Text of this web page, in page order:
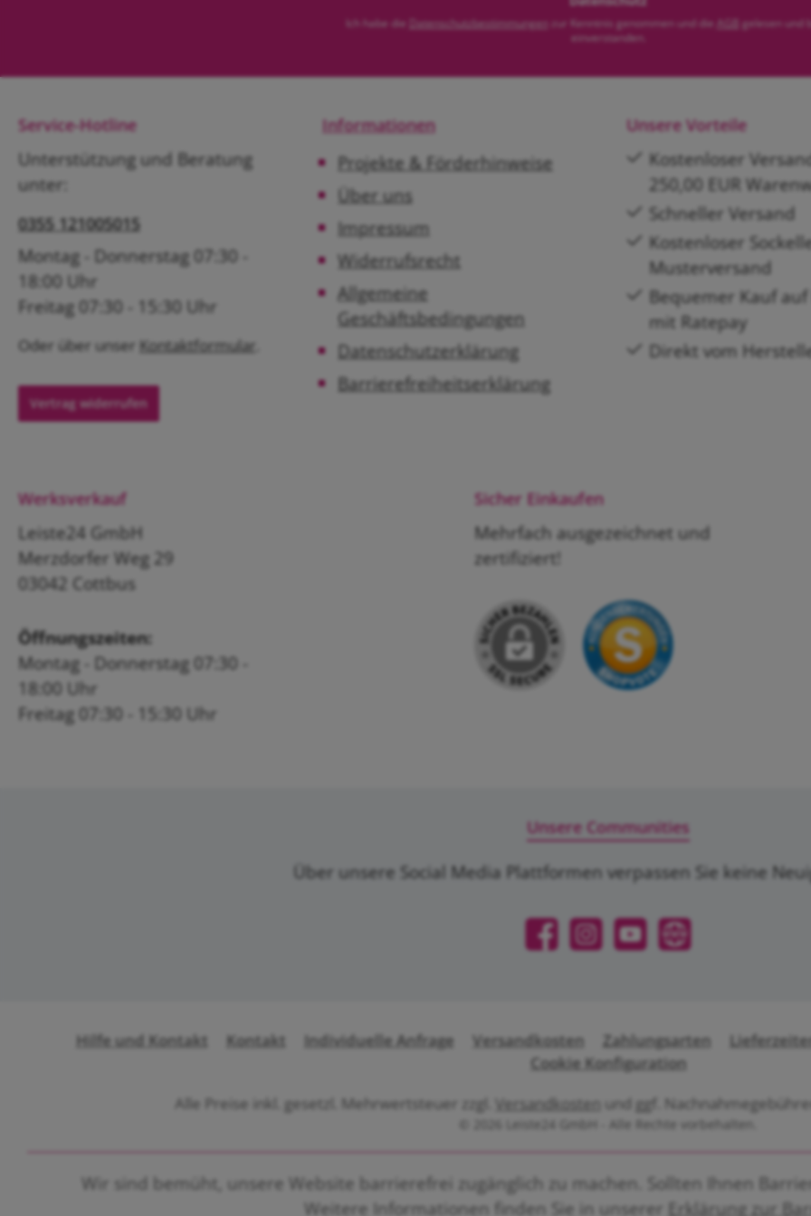
Ich habe die Datenschutzbestimmungen zur Kenntnis genommen und die AGB gelesen und
einverstanden.
Service-Hotline
Unterstützung und Beratung
unter:
0355 121005015
Montag - Donnerstag 07:30 -
18:00 Uhr
Freitag 07:30 - 15:30 Uhr
Oder über unser Kontaktformular
Vertrag widerrufen
Informationen
Projekte & Förderhinweise
Über uns
Impressum
Widerrufsrecht
Allgemeine
Geschäftsbedingungen
Datenschutzerklärung
Barrierefreiheitserklärung
Unsere Vorteile
Kostenloser
250,00 EUR
Schneller Versand
Kostenloser
Musterversand
Bequemer Kauf
mit Ratepay
Direkt vom
Werksverkauf
Leiste24 GmbH
Merzdorfer Weg 29
03042 Cottbus
Öffnungszeiten:
Montag - Donnerstag 07:30 -
18:00 Uhr
Freitag 07:30 - 15:30 Uhr
Sicher Einkaufen
Mehrfach ausgezeichnet und
zertifiziert!
Unsere Communities
Über unsere Social Media Plattformen verpassen Sie keine
FacebookInstagramYouTubeWebsite
Hilfe und Kontakt Kontakt Individuelle Anfrage Versandkosten Zahlungsarten
Cookie Konfiguration
Alle Preise inkl. gesetzl. Mehrwertsteuer zzgl.
Versandkosten und ggf.
© 2026 Leiste24 GmbH - Alle Rechte vorbehalten.
Wir sind bemüht, unsere Website barrierefrei zugänglich zu machen. Sollten Ihnen
Weitere Informationen finden Sie in unserer Erklärung zur